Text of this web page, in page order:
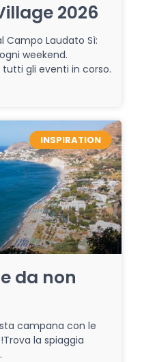
2026
Campo Laudato Sì:
weekend.
gli eventi in corso.
INSPIRATION
da non
campana con le
la spiaggia